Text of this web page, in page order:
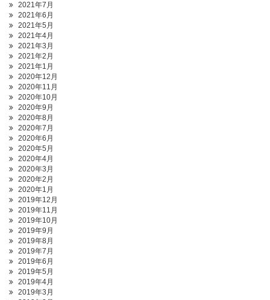
2021年7月
2021年6月
2021年5月
2021年4月
2021年3月
2021年2月
2021年1月
2020年12月
2020年11月
2020年10月
2020年9月
2020年8月
2020年7月
2020年6月
2020年5月
2020年4月
2020年3月
2020年2月
2020年1月
2019年12月
2019年11月
2019年10月
2019年9月
2019年8月
2019年7月
2019年6月
2019年5月
2019年4月
2019年3月